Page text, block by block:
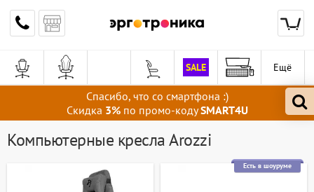
SALE Ещё
Спасибо, что со смартфона :)
Скидка 3%по промо-кодуSMART4U
Компьютерные кресла Arozzi
Есть в шоуруме